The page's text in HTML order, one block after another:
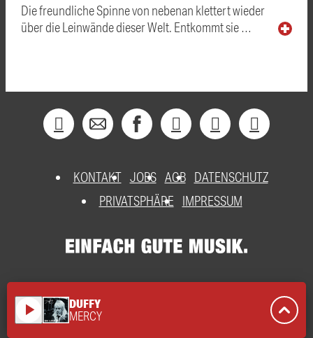
Die freundliche Spinne von nebenan klettert wieder
über die Leinwände dieser Welt. Entkommt sie …
KONTAKT JOBS AGB DATENSCHUTZ
PRIVATSPHÄRE
IMPRESSUM
play_arrow DUFFY
MERCY